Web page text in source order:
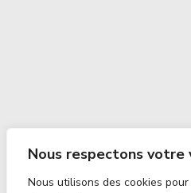
Nous respectons votre
Nous utilisons des cookies